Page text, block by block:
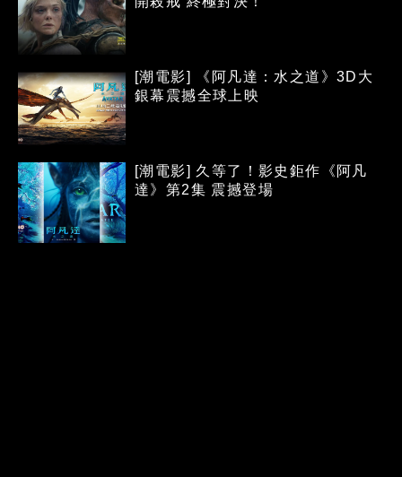
[潮電影] 《阿凡達：水之道》3D大
銀幕震撼全球上映
[潮電影] 久等了！影史鉅作《阿凡
達》第2集 震撼登場